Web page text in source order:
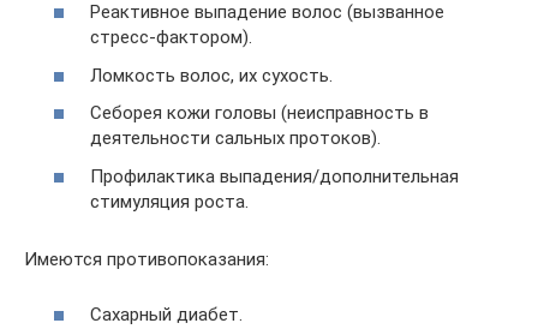
Реактивное выпадение волос (вызванное
стресс-фактором).
Ломкость волос, их сухость.
Себорея кожи головы (неисправность в
деятельности сальных протоков).
Профилактика выпадения/дополнительная
стимуляция роста.
Имеются противопоказания:
Сахарный диабет.